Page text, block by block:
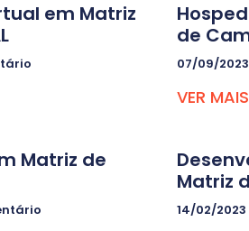
em Matriz
de
07/09/2023
VER
Matriz de
Matriz
14/02/2023